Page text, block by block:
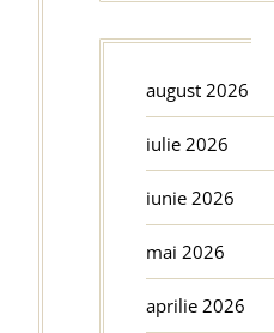
august 2026
iulie 2026
iunie 2026
mai 2026
aprilie 2026